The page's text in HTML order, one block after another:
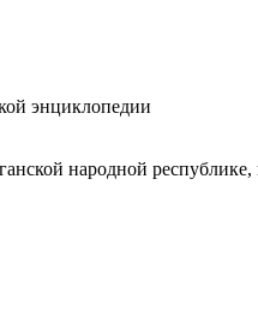
энциклопедии
народной